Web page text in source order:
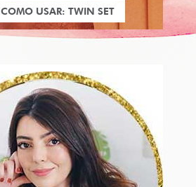
COMO USAR: TWIN SET